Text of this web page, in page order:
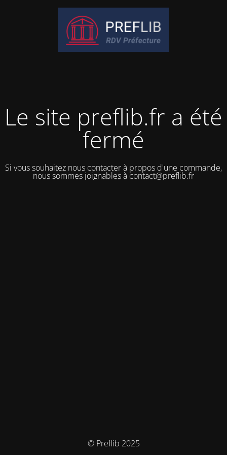
Le site preflib.fr a été
fermé
Si vous souhaitez nous contacter à propos d'une commande,
nous sommes joignables à contact@preflib.fr
© Preflib 2025